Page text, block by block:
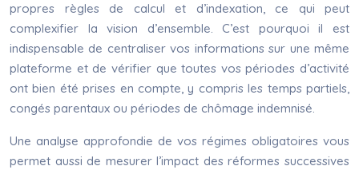
propres règles de calcul et d’indexation, ce qui peut
complexifier la vision d’ensemble. C’est pourquoi il est
indispensable de centraliser vos informations sur une même
plateforme et de vérifier que toutes vos périodes d’activité
ont bien été prises en compte, y compris les temps partiels,
congés parentaux ou périodes de chômage indemnisé.
Une analyse approfondie de vos régimes obligatoires vous
permet aussi de mesurer l’impact des réformes successives